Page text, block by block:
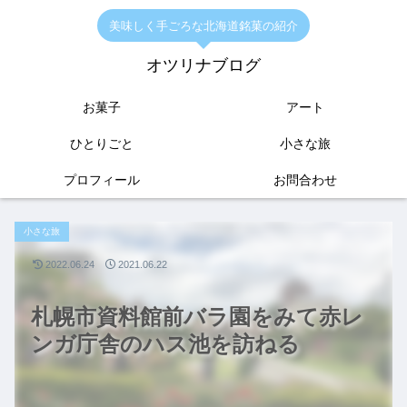
美味しく手ごろな北海道銘菓の紹介
オツリナブログ
お菓子 アート
ひとりごと 小さな旅
プロフィール お問合わせ
札幌市資料館前バラ園をみて赤レ
ンガ庁舎のハス池を訪ねる
小さな旅
2022.06.24 2021.06.22